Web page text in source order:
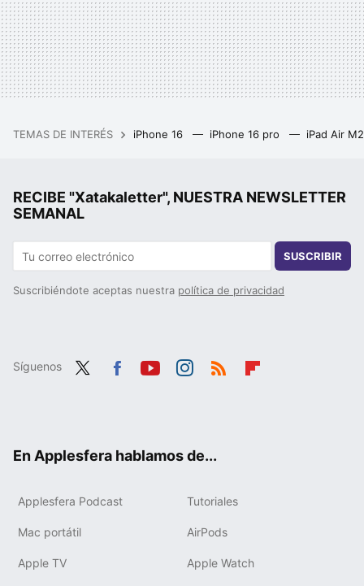
TEMAS DE INTERÉS iPhone 16 iPhone 16 pro iPad Air
RECIBE "Xatakaletter", NUESTRA NEWSLETTER
SEMANAL
SUSCRIBIR
Suscribiéndote aceptas nuestra política de privacidad
Síguenos
En Applesfera hablamos de...
Applesfera Podcast Tutoriales
Mac portátil AirPods
Apple TV Apple Watch